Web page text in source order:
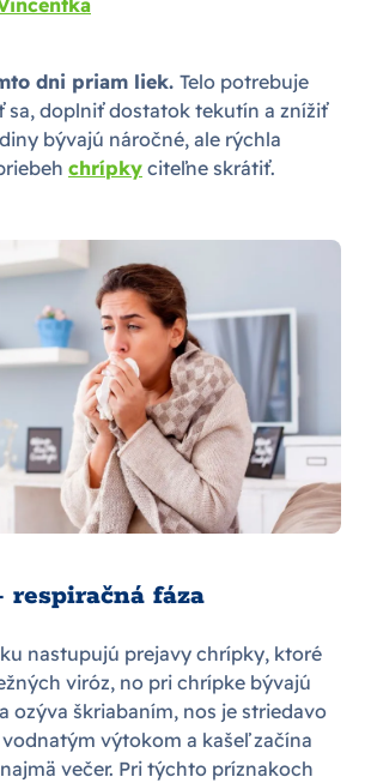
dni priam liek. Telo potrebuje
sa, doplniť dostatok tekutín a znížiť
bývajú náročné, ale rýchla
chrípky citeľne skrátiť.
respiračná fáza
nastupujú prejavy chrípky, ktoré
viróz, no pri chrípke bývajú
ozýva škriabaním, nos je striedavo
výtokom a kašeľ začína
večer. Pri týchto príznakoch